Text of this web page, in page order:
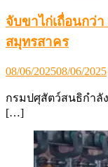
จับขาไก่เถื่อนกว่
สมุทรสาคร
Posted
08/06/202508/06/2025
กรมปศุสัตว์สนธิกำลั
[…]